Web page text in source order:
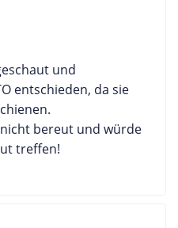
und
entschieden, da sie
bereut und würde
treffen!